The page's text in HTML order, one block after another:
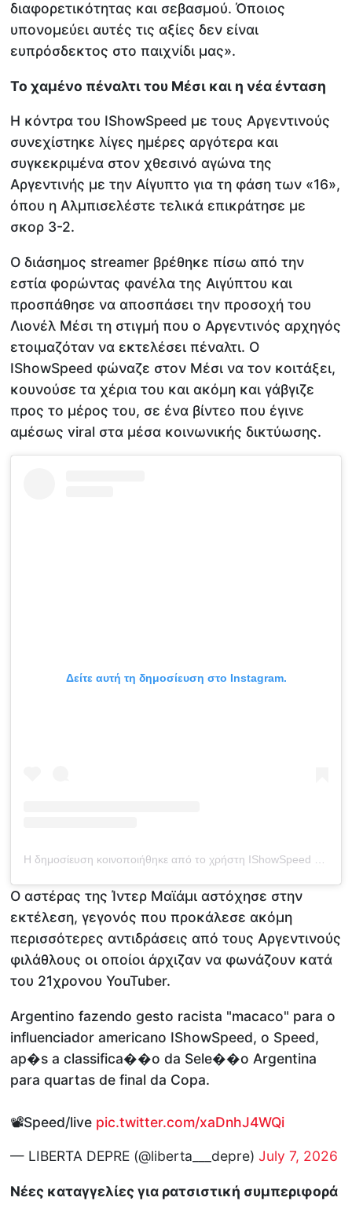
διαφορετικότητας και σεβασμού. Όποιος
υπονομεύει αυτές τις αξίες δεν είναι
ευπρόσδεκτος στο παιχνίδι μας».
Το χαμένο πέναλτι του Μέσι και η νέα ένταση
Η κόντρα του IShowSpeed με τους Αργεντινούς
συνεχίστηκε λίγες ημέρες αργότερα και
συγκεκριμένα στον χθεσινό αγώνα της
Αργεντινής με την Αίγυπτο για τη φάση των «16»,
όπου η Αλμπισελέστε τελικά επικράτησε με
σκορ 3-2.
Ο διάσημος streamer βρέθηκε πίσω από την
εστία φορώντας φανέλα της Αιγύπτου και
προσπάθησε να αποσπάσει την προσοχή του
Λιονέλ Μέσι τη στιγμή που ο Αργεντινός αρχηγός
ετοιμαζόταν να εκτελέσει πέναλτι. Ο
IShowSpeed φώναζε στον Μέσι να τον κοιτάξει,
κουνούσε τα χέρια του και ακόμη και γάβγιζε
προς το μέρος του, σε ένα βίντεο που έγινε
αμέσως viral στα μέσα κοινωνικής δικτύωσης.
Δείτε αυτή τη δημοσίευση στο Instagram.
Ο αστέρας της Ίντερ Μαϊάμι αστόχησε στην
εκτέλεση, γεγονός που προκάλεσε ακόμη
περισσότερες αντιδράσεις από τους Αργεντινούς
φιλάθλους οι οποίοι άρχιζαν να φωνάζουν κατά
του 21χρονου YouTuber.
Argentino fazendo gesto racista "macaco" para o
influenciador americano IShowSpeed, o Speed,
ap�s a classifica��o da Sele��o Argentina
para quartas de final da Copa.
📽️Speed/live pic.twitter.com/xaDnhJ4WQi
— LIBERTA DEPRE (@liberta___depre)July 7, 2026
Νέες καταγγελίες για ρατσιστική συμπεριφορά